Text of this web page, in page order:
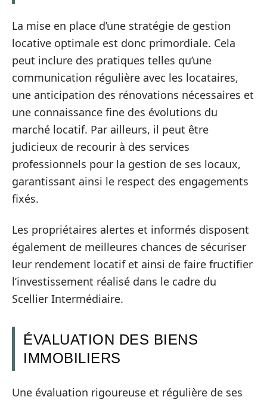
La mise en place d’une stratégie de gestion
locative optimale est donc primordiale. Cela
peut inclure des pratiques telles qu’une
communication régulière avec les locataires,
une anticipation des rénovations nécessaires et
une connaissance fine des évolutions du
marché locatif. Par ailleurs, il peut être
judicieux de recourir à des services
professionnels pour la gestion de ses locaux,
garantissant ainsi le respect des engagements
fixés.
Les propriétaires alertes et informés disposent
également de meilleures chances de sécuriser
leur rendement locatif et ainsi de faire fructifier
l’investissement réalisé dans le cadre du
Scellier Intermédiaire.
ÉVALUATION DES BIENS
IMMOBILIERS
Une évaluation rigoureuse et régulière de ses